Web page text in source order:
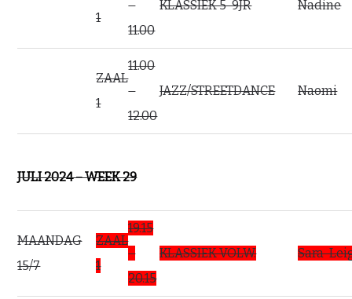
1
–
11.00
KLASSIEK 5-9JR Nadine
ZAAL
1
11.00
–
12.00
JAZZ/STREETDANCE Naomi
JULI 2024 – WEEK 29
MAANDAG
15/7
ZAAL
1
19.15
–
20.15
KLASSIEK VOLW. Sara-